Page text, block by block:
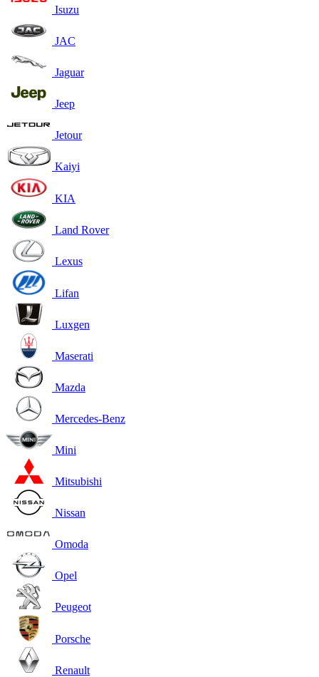
Isuzu
JAC
Jaguar
Jeep
Jetour
Kaiyi
KIA
Land Rover
Lexus
Lifan
Luxgen
Maserati
Mazda
Mercedes-Benz
Mini
Mitsubishi
Nissan
Omoda
Opel
Peugeot
Porsche
Renault